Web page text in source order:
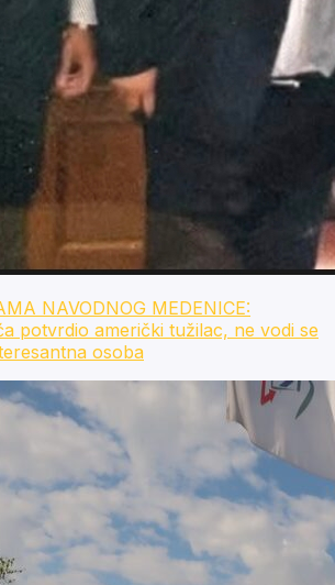
NAVODNOG MEDENICE:
potvrdio američki tužilac, ne vodi se
osoba